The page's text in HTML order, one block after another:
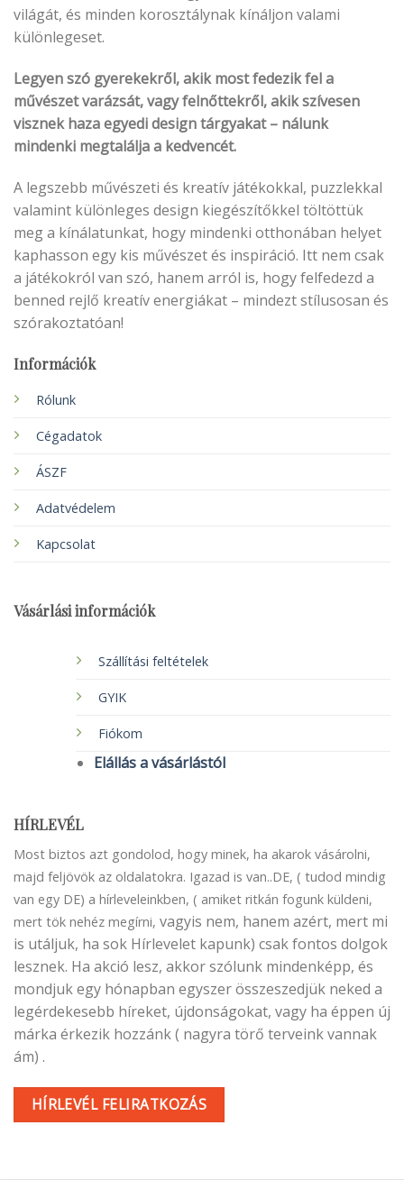
világát, és minden korosztálynak kínáljon valami
különlegeset.
Legyen szó gyerekekről, akik most fedezik fel a
művészet varázsát, vagy felnőttekről, akik szívesen
visznek haza egyedi design tárgyakat – nálunk
mindenki megtalálja a kedvencét.
A legszebb művészeti és kreatív játékokkal, puzzlekkal
valamint különleges design kiegészítőkkel töltöttük
meg a kínálatunkat, hogy mindenki otthonában helyet
kaphasson egy kis művészet és inspiráció. Itt nem csak
a játékokról van szó, hanem arról is, hogy felfedezd a
benned rejlő kreatív energiákat – mindezt stílusosan és
szórakoztatóan!
Információk
Rólunk
Cégadatok
ÁSZF
Adatvédelem
Kapcsolat
Vásárlási információk
Szállítási feltételek
GYIK
Fiókom
Elállás a vásárlástól
HÍRLEVÉL
Most biztos azt gondolod, hogy minek, ha akarok vásárolni,
majd feljövök az oldalatokra. Igazad is van..DE, ( tudod mindig
van egy DE) a hírleveleinkben, ( amiket ritkán fogunk küldeni,
mert tök nehéz megírni, vagyis nem, hanem azért, mert mi
is utáljuk, ha sok Hírlevelet kapunk) csak fontos dolgok
lesznek. Ha akció lesz, akkor szólunk mindenképp, és
mondjuk egy hónapban egyszer összeszedjük neked a
legérdekesebb híreket, újdonságokat, vagy ha éppen új
márka érkezik hozzánk ( nagyra törő terveink vannak
ám) .
HÍRLEVÉL FELIRATKOZÁS